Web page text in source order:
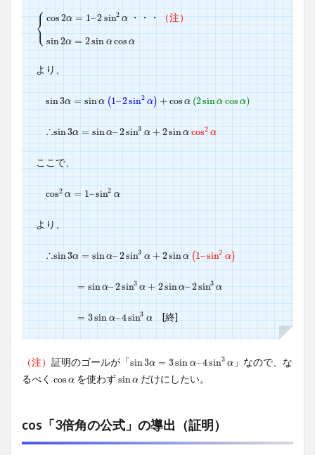
⎧
⎩
⎨cos2α = 1–2sin2 α ・・・（注）
sin2α = 2sin αcosα
{cos2α=1–2sin2α・・・（注）sin2α=2sinαcosα
より、
sin3α = sinα(1–2sin2 α)+cosα(2sinαcosα)
sin3α=sinα(1–2sin2α)+cosα(2sinαcosα)
∴sin3α = sinα–2sin3 α +2sinαcos2 α
sin3α=sinα–2sin3α+2sinαcos2α
ここで、
cos2 α = 1–sin2 α
cos2α=1–sin2α
より、
∴sin3α = sinα–2sin3 α +2sinα(1–sin2 α)
sin3α=sinα–2sin3α+2sinα(1–sin2α)
= sinα–2sin3 α +2sinα–2sin3 α
=sinα–2sin3α+2sinα–2sin3α
= 3sinα–4sin3 α
=3sinα–4sin3α [終]
（注） 証明のゴールが「sin3α = 3sin α–4sin3 α
sin3α=3 sinα–4sin3α
」なので、な
るべく cos α
cosα を使わずsinα
sinα だけにしたい。
cos「3倍角の公式」の導出（証明）